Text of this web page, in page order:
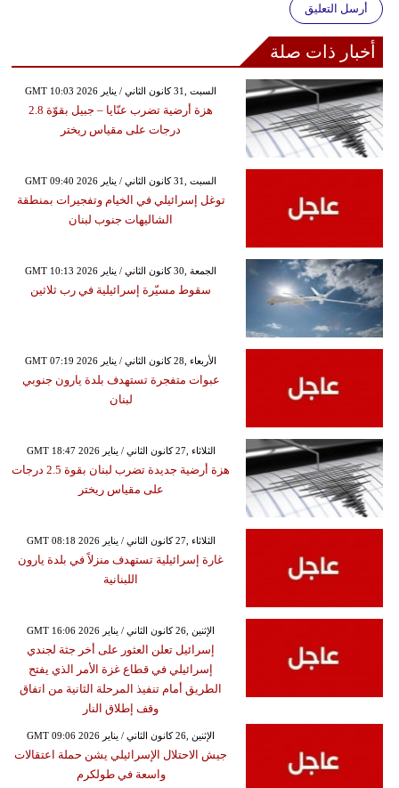
أرسل التعليق
أخبار ذات صلة
GMT 10:03 2026 السبت ,31 كانون الثاني / يناير
هزة أرضية تضرب عنّايا – جبيل بقوّة 2.8
درجات على مقياس ريختر
GMT 09:40 2026 السبت ,31 كانون الثاني / يناير
توغل إسرائيلي في الخيام وتفجيرات بمنطقة
الشاليهات جنوب لبنان
GMT 10:13 2026 الجمعة ,30 كانون الثاني / يناير
سقوط مسيّرة إسرائيلية في رب ثلاثين
GMT 07:19 2026 الأربعاء ,28 كانون الثاني / يناير
عبوات متفجرة تستهدف بلدة يارون جنوبي
لبنان
GMT 18:47 2026 الثلاثاء ,27 كانون الثاني / يناير
هزة أرضية جديدة تضرب لبنان بقوة 2.5 درجات
على مقياس ريختر
GMT 08:18 2026 الثلاثاء ,27 كانون الثاني / يناير
غارة إسرائيلية تستهدف منزلاً في بلدة يارون
اللبنانية
GMT 16:06 2026 الإثنين ,26 كانون الثاني / يناير
إسرائيل تعلن العثور على أخر جثة لجندي
إسرائيلي في قطاع غزة الأمر الذي يفتح
الطريق أمام تنفيذ المرحلة الثانية من اتفاق
وقف إطلاق النار
GMT 09:06 2026 الإثنين ,26 كانون الثاني / يناير
جيش الاحتلال الإسرائيلي يشن حملة اعتقالات
واسعة في طولكرم